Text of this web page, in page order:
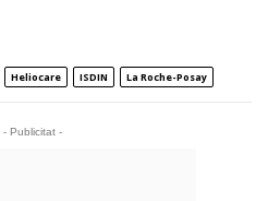
Heliocare ISDIN La Roche-Posay
- Publicitat -